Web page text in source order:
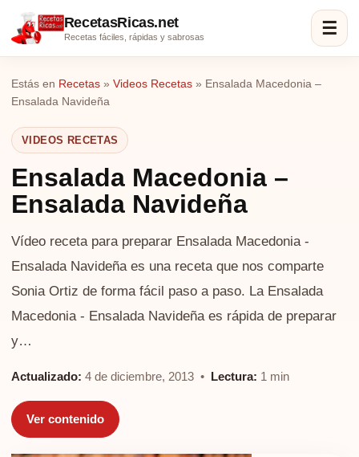
RecetasRicas.net
Recetas fáciles, rápidas y sabrosas ☰
Estás en Recetas » Videos Recetas » Ensalada Macedonia –
Ensalada Navideña
VIDEOS RECETAS
Ensalada Macedonia –
Ensalada Navideña
Vídeo receta para preparar Ensalada Macedonia -
Ensalada Navideña es una receta que nos comparte
Sonia Ortiz de forma fácil paso a paso. La Ensalada
Macedonia - Ensalada Navideña es rápida de preparar
y…
Actualizado: 4 de diciembre, 2013 • Lectura: 1 min
Ver contenido